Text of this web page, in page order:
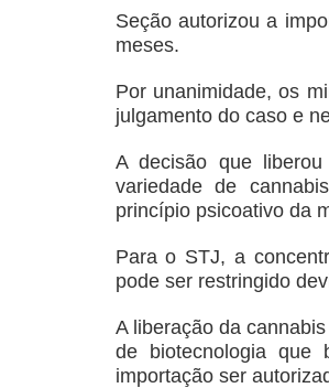
Seção autorizou a
meses.
Por unanimidade, os
julgamento do caso e
A decisão que
variedade de
princípio psicoativo da
Para o STJ, a
pode ser restringido
A liberação da
de biotecnologia que
importação ser